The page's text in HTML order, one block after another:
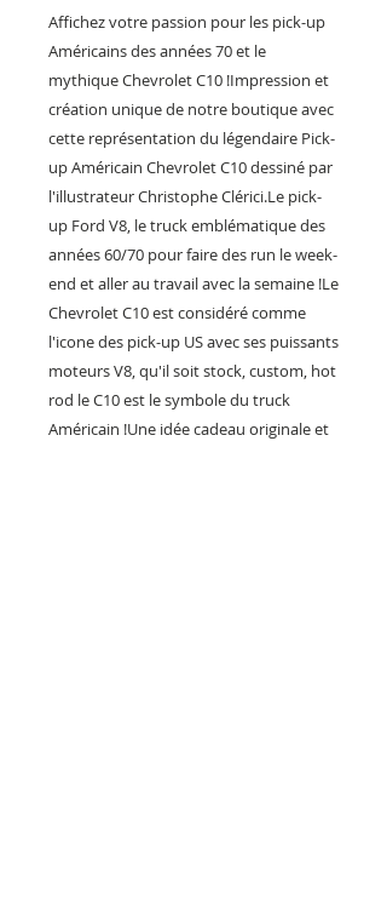
Affichez votre passion pour les pick-up
Américains des années 70 et le
mythique Chevrolet C10 !Impression et
création unique de notre boutique avec
cette représentation du légendaire Pick-
up Américain Chevrolet C10 dessiné par
l'illustrateur Christophe Clérici.Le pick-
up Ford V8, le truck emblématique des
années 60/70 pour faire des run le week-
end et aller au travail avec la semaine !Le
Chevrolet C10 est considéré comme
l'icone des pick-up US avec ses puissants
moteurs V8, qu'il soit stock, custom, hot
rod le C10 est le symbole du truck
Américain !Une idée cadeau originale et